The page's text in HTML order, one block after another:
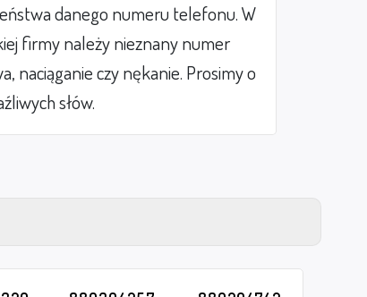
danego numeru telefonu. W
firmy należy nieznany numer
naciąganie czy nękanie. Prosimy o
słów.